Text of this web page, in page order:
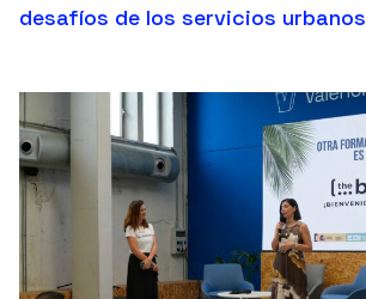
desafíos de los servicios urbanos